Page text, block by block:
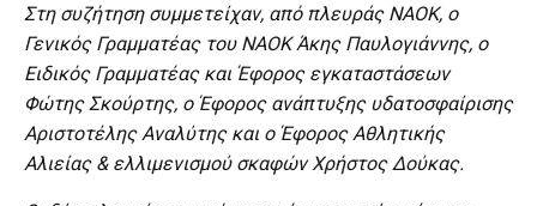
Στη συζήτηση συμμετείχαν, από πλευράς ΝΑΟΚ, ο
Γενικός Γραμματέας του ΝΑΟΚ Άκης Παυλογιάννης, ο
Ειδικός Γραμματέας και Έφορος εγκαταστάσεων
Φώτης Σκούρτης, ο Έφορος ανάπτυξης υδατοσφαίρισης
Αριστοτέλης Αναλύτης και ο Έφορος Αθλητικής
Αλιείας & ελλιμενισμού σκαφών Χρήστος Δούκας.